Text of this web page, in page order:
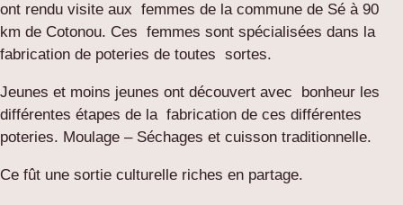
ont rendu visite aux femmes de la commune de Sé à 90
km de Cotonou. Ces femmes sont spécialisées dans la
fabrication de poteries de toutes sortes.
Jeunes et moins jeunes ont découvert avec bonheur les
différentes étapes de la fabrication de ces différentes
poteries. Moulage – Séchages et cuisson traditionnelle.
Ce fût une sortie culturelle riches en partage.